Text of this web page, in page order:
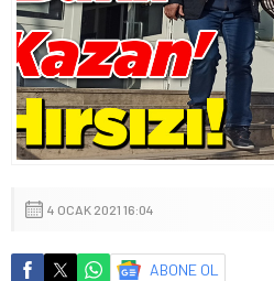
4 OCAK 2021 16:04
ABONE OL